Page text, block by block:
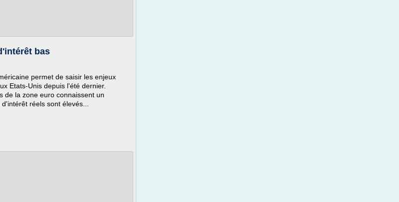
bas
permet de saisir les enjeux
Etats-Unis depuis l'été dernier.
de la zone euro connaissent un
réels sont élevés...